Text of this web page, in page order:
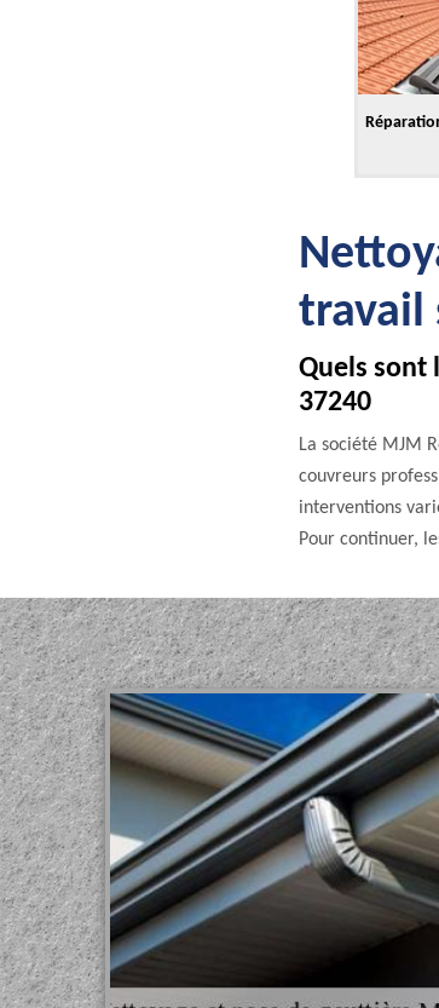
travail
Quels sont
37240
La société MJM
couvreurs
interventions
Pour continuer,